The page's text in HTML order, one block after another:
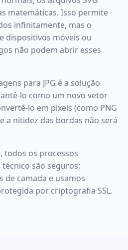
matemáticas. Isso permite
infinitamente, mas o
dispositivos móveis ou
não podem abrir esses
para JPG é a solução
lo como um novo vetor
lo em pixels (como PNG
a nitidez das bordas não será
todos os processos
são seguros;
de camada e usamos
por criptografia SSL.